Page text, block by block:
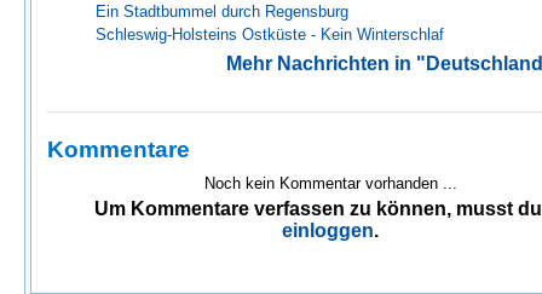
Ein Stadtbummel durch Regensburg
Schleswig-Holsteins Ostküste - Kein Winterschlaf
Mehr Nachrichten in
Kommentare
Noch kein Kommentar vorhanden ...
Um Kommentare verfassen zu können, musst
einloggen.